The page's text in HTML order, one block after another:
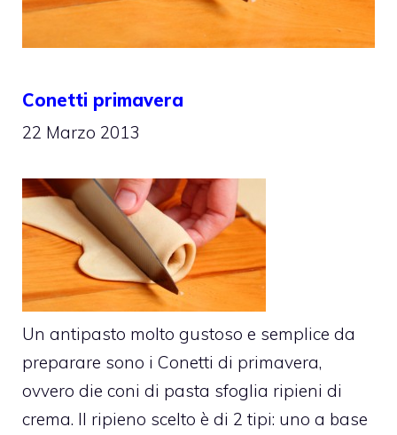
Conetti primavera
22 Marzo 2013
Un antipasto molto gustoso e semplice da
preparare sono i Conetti di primavera,
ovvero die coni di pasta sfoglia ripieni di
crema. Il ripieno scelto è di 2 tipi: uno a base